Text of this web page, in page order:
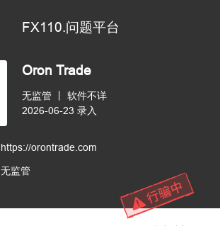
FX110.问题平台
Oron Trade
无监管
软件不详
2026-06-23 录入
https://orontrade.com
无监管